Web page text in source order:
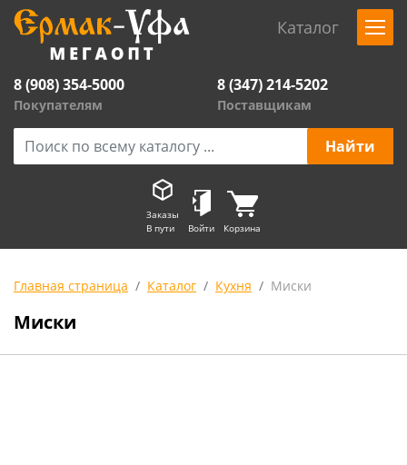
Каталог
8 (908) 354-5000
Покупателям
8 (347) 214-5202
Поставщикам
Заказы
В пути
Войти Корзина
Главная страница Каталог Кухня Миски
Миски